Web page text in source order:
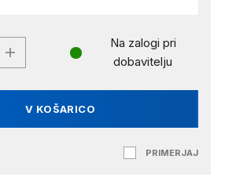
V KOŠARICO
Na zalogi pri
dobavitelju
PRIMERJAJ